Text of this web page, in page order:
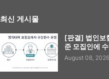
최신 게시물
[판결] 법인보
준 모집인에
August 08, 2026